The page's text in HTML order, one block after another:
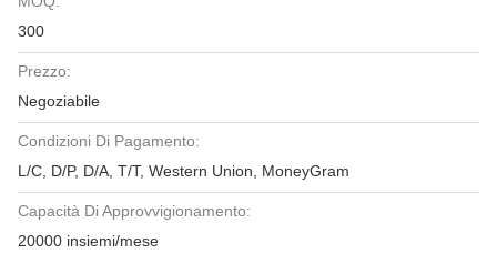
300
Prezzo:
Negoziabile
Condizioni Di Pagamento:
L/C, D/P, D/A, T/T, Western Union, MoneyGram
Capacità Di Approvvigionamento:
20000 insiemi/mese